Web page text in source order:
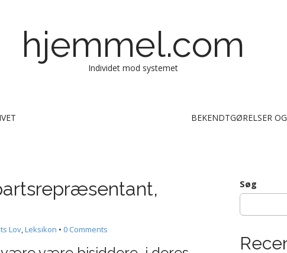
hjemmel.com
Individet mod systemet
BEKENDTGØRELSER
Lov,Leksikon • 0 Comments
Søg